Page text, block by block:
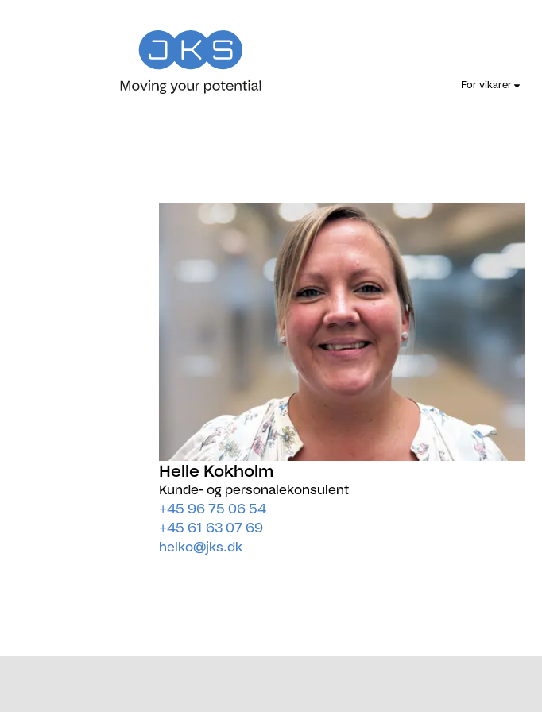
For vikarer
Helle Kokholm
Kunde- og personalekonsulent
+45 96 75 06 54
+45 61 63 07 69
helko@jks.dk